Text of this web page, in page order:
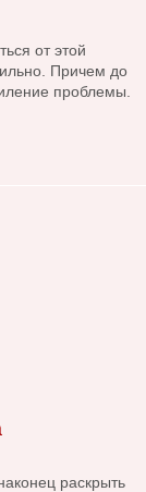
от этой
Причем до
проблемы.
раскрыть